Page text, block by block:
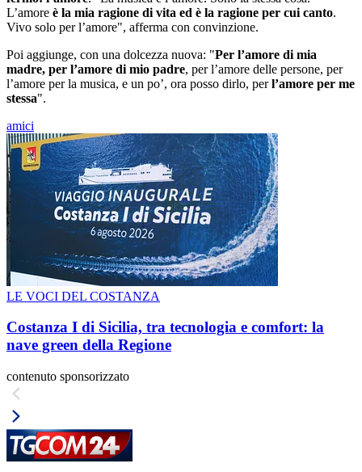
L’amore è la mia ragione di vita ed è la ragione per cui canto.
Vivo solo per l’amore", afferma con convinzione.
Poi aggiunge, con una dolcezza nuova: "Per l’amore di mia
madre, per l’amore di mio padre, per l’amore delle persone, per
l’amore per la musica, e un po’, ora posso dirlo, perl’amore per me
stessa".
amici
LE VOCI DEL COSTANZA
Costanza I di Sicilia, tra tecnologia e comfort: la
nave green della Regione
contenuto sponsorizzato